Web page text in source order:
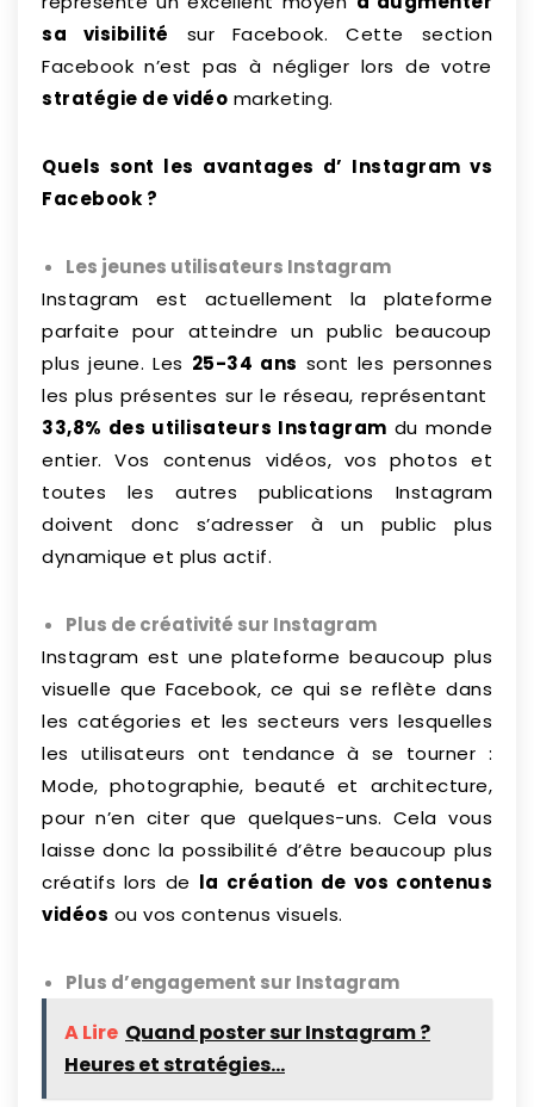
sa visibilité sur Facebook. Cette section
Facebook n’est pas à négliger lors de votre
stratégie de vidéo marketing.
Quels sont les avantages d’ Instagram vs
Facebook ?
Les jeunes utilisateurs Instagram
Instagram est actuellement la plateforme
parfaite pour atteindre un public beaucoup
plus jeune. Les 25-34 ans sont les personnes
les plus présentes sur le réseau, représentant
33,8% des utilisateurs Instagram du monde
entier. Vos contenus vidéos, vos photos et
toutes les autres publications Instagram
doivent donc s’adresser à un public plus
dynamique et plus actif.
Plus de créativité sur Instagram
Instagram est une plateforme beaucoup plus
visuelle que Facebook, ce qui se reflète dans
les catégories et les secteurs vers lesquelles
les utilisateurs ont tendance à se tourner :
Mode, photographie, beauté et architecture,
pour n’en citer que quelques-uns. Cela vous
laisse donc la possibilité d’être beaucoup plus
créatifs lors de la création de vos contenus
vidéos ou vos contenus visuels.
Plus d’engagement sur Instagram
A Lire Quand poster sur Instagram ?
Heures et stratégies...